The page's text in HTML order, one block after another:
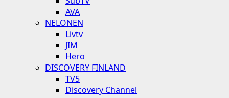
AVA
NELONEN
Livtv
JIM
Hero
DISCOVERY FINLAND
TV5
Discovery Channel